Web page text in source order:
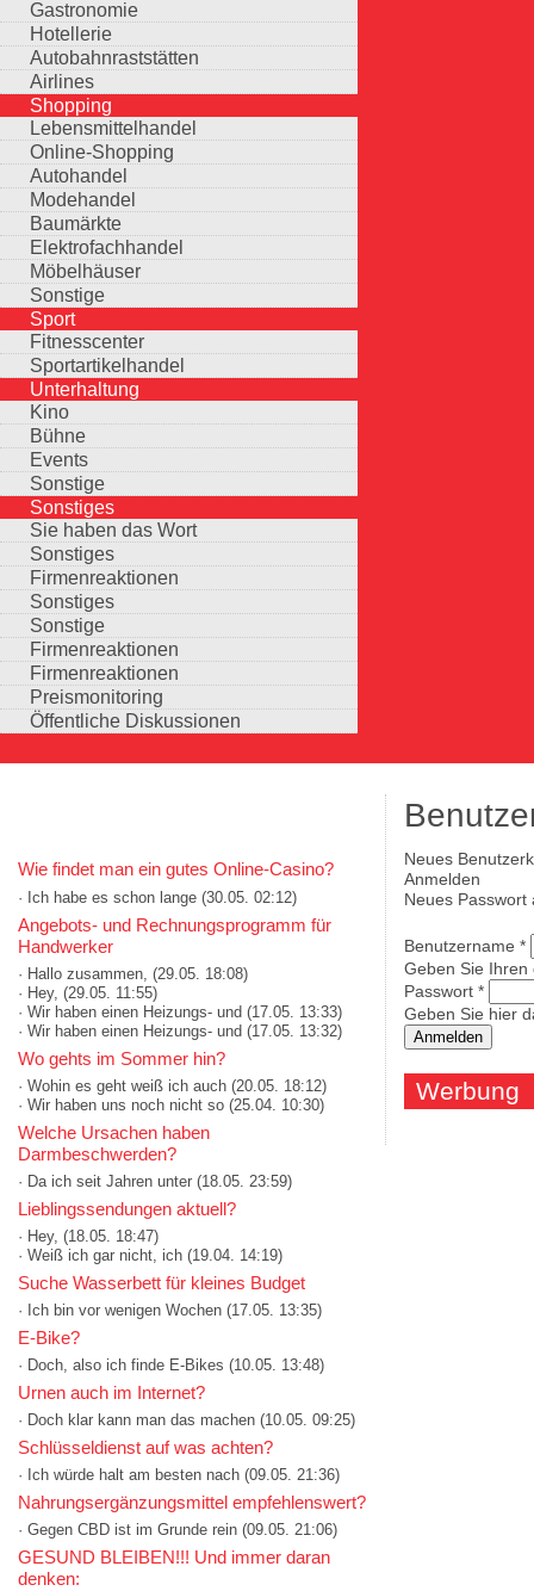
Gastronomie
Hotellerie
Autobahnraststätten
Airlines
Shopping
Lebensmittelhandel
Online-Shopping
Autohandel
Modehandel
Baumärkte
Elektrofachhandel
Möbelhäuser
Sonstige
Sport
Fitnesscenter
Sportartikelhandel
Unterhaltung
Kino
Bühne
Events
Sonstige
Sonstiges
Sie haben das Wort
Sonstiges
Firmenreaktionen
Sonstiges
Sonstige
Firmenreaktionen
Firmenreaktionen
Preismonitoring
Öffentliche Diskussionen
Wie findet man ein gutes Online-Casino?
· Ich habe es schon lange (30.05. 02:12)
Angebots- und Rechnungsprogramm für
Handwerker
· Hallo zusammen, (29.05. 18:08)
· Hey, (29.05. 11:55)
· Wir haben einen Heizungs- und (17.05. 13:33)
· Wir haben einen Heizungs- und (17.05. 13:32)
Wo gehts im Sommer hin?
· Wohin es geht weiß ich auch (20.05. 18:12)
· Wir haben uns noch nicht so (25.04. 10:30)
Welche Ursachen haben
Darmbeschwerden?
· Da ich seit Jahren unter (18.05. 23:59)
Lieblingssendungen aktuell?
· Hey, (18.05. 18:47)
· Weiß ich gar nicht, ich (19.04. 14:19)
Suche Wasserbett für kleines Budget
· Ich bin vor wenigen Wochen (17.05. 13:35)
E-Bike?
· Doch, also ich finde E-Bikes (10.05. 13:48)
Urnen auch im Internet?
· Doch klar kann man das machen (10.05. 09:25)
Schlüsseldienst auf was achten?
· Ich würde halt am besten nach (09.05. 21:36)
Nahrungsergänzungsmittel empfehlenswert?
· Gegen CBD ist im Grunde rein (09.05. 21:06)
GESUND BLEIBEN!!! Und immer daran
denken:
Haupt-Reiter
Neues
Anmelden
(aktiver Reiter)
Neues Passwort
Benutzername *
Geben Sie Ihren
Passwort *
Geben Sie hier
Werbung
Auswahlmöglichkeiten